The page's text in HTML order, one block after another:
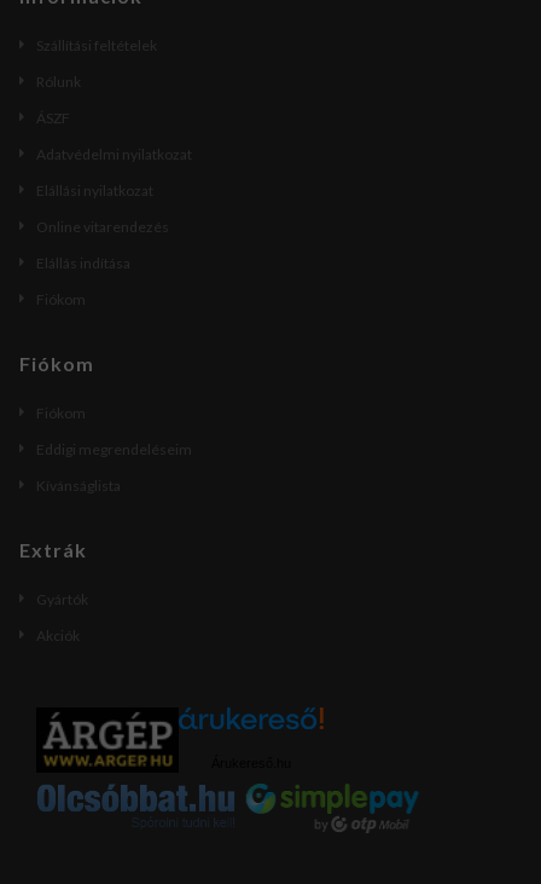
Szállítási feltételek
Rólunk
ÁSZF
Adatvédelmi nyilatkozat
Elállási nyilatkozat
Online vitarendezés
Elállás indítása
Fiókom
Fiókom
Fiókom
Eddigi megrendeléseim
Kívánságlista
Extrák
Gyártók
Akciók